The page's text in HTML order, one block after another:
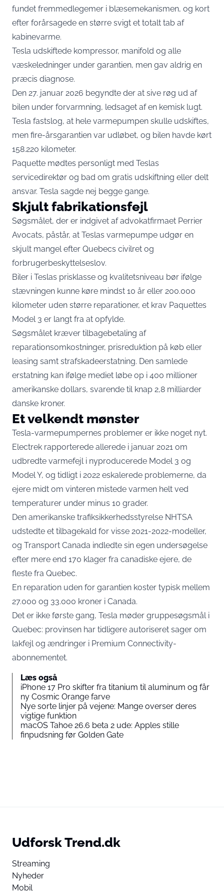
fundet fremmedlegemer i blæsemekanismen, og kort
efter forårsagede en større svigt et totalt tab af
kabinevarme.
Tesla udskiftede kompressor, manifold og alle
væskeledninger under garantien, men gav aldrig en
præcis diagnose.
Den 27. januar 2026 begyndte der at sive røg ud af
bilen under forvarmning, ledsaget af en kemisk lugt.
Tesla fastslog, at hele varmepumpen skulle udskiftes,
men fire-årsgarantien var udløbet, og bilen havde kørt
158.220 kilometer.
Paquette mødtes personligt med Teslas
servicedirektør og bad om gratis udskiftning eller delt
ansvar. Tesla sagde nej begge gange.
Skjult fabrikationsfejl
Søgsmålet, der er indgivet af advokatfirmaet Perrier
Avocats, påstår, at Teslas varmepumpe udgør en
skjult mangel efter Quebecs civilret og
forbrugerbeskyttelseslov.
Biler i Teslas prisklasse og kvalitetsniveau bør ifølge
stævningen kunne køre mindst 10 år eller 200.000
kilometer uden større reparationer, et krav Paquettes
Model 3 er langt fra at opfylde.
Søgsmålet kræver tilbagebetaling af
reparationsomkostninger, prisreduktion på køb eller
leasing samt strafskadeerstatning. Den samlede
erstatning kan ifølge mediet løbe op i 400 millioner
amerikanske dollars, svarende til knap 2,8 milliarder
danske kroner.
Et velkendt mønster
Tesla-varmepumpernes problemer er ikke noget nyt.
Electrek rapporterede allerede i januar 2021 om
udbredte varmefejl i nyproducerede Model 3 og
Model Y, og tidligt i 2022 eskalerede problemerne, da
ejere midt om vinteren mistede varmen helt ved
temperaturer under minus 10 grader.
Den amerikanske trafiksikkerhedsstyrelse NHTSA
udstedte et tilbagekald for visse 2021-2022-modeller,
og Transport Canada indledte sin egen undersøgelse
efter mere end 170 klager fra canadiske ejere, de
fleste fra Quebec.
En reparation uden for garantien koster typisk mellem
27.000 og 33.000 kroner i Canada.
Det er ikke første gang, Tesla møder gruppesøgsmål i
Quebec: provinsen har tidligere autoriseret sager om
lakfejl og ændringer i Premium Connectivity-
abonnementet.
Læs også
iPhone 17 Pro skifter fra titanium til aluminum og får
ny Cosmic Orange farve
Nye sorte linjer på vejene: Mange overser deres
vigtige funktion
macOS Tahoe 26.6 beta 2 ude: Apples stille
finpudsning før Golden Gate
Udforsk Trend.dk
Streaming
Nyheder
Mobil